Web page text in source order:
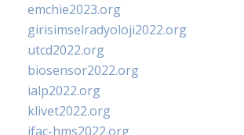
emchie2023.org
girisimselradyoloji2022.org
utcd2022.org
biosensor2022.org
ialp2022.org
klivet2022.org
ifac-hms2022.org